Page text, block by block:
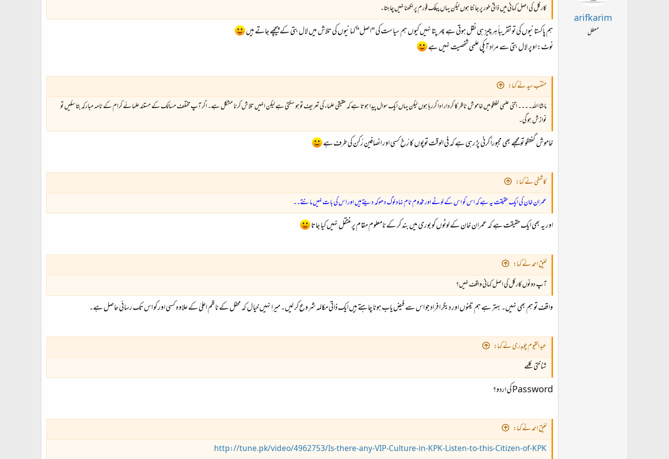
arifkarim
معطل
کارگل کی اصل کہانی میں ذاتی طور پر جانتا ہوں لیکن یہاں پبلک فورم پر لکھنا نہیں چاہتا۔
ہم پاکستانیوں کی تو تقریباً ہر چیز ہی نقل ہوتی ہے پھر پتا نہیں کیوں ہم سیاست کی "اصل" کہانیوں کی تلاش میں لال بتی کے پیچھے جاتے ہیں
نوٹ: اوپر لال بتی سے مراد آپکی علمی شخصیت نہیں ہے
منقب سید نے کہا:
ماشا اللہ۔۔۔۔ اتنی علمی گفتگو میں خاموش ناظر کا کردار ادا کررہا ہوں لیکن یہاں ایک سوال پیدا ہوتا ہے کہ حقیقی علماء کی تعریف توہو سکتی ہے لیکن انہیں تلاش کرنا مشکل ہے۔ اگر آپ مختلف مسالک کے مستند علمائے کرام کے نامہ مبارکہ بتا سکیں تو
نوازش ہو گی۔
خاموش گفتگو تو مجھے بھی مجبوراً کرنی پڑ رہی ہے کہ فی الوقت توپوں کا رُخ کسی اور انصافین رُکن کی طرف ہے
کاشفی نے کہا:
عمران خان کی ایک حقیقت یہ ہے کہ اس کو اس کے لوٹے اور مخدوم نام نہاد لوگ دھوکہ دیتے ہیں اور اس کی بات نہیں مانتے۔۔
اور یہ بھی ایک حقیقت ہے کہ عمران خان کے لوٹوں کو بوری میں بند کر کے نامعلوم مقام پر منتقل نہیں کیا جاتا
لئیق احمد نے کہا:
آپ دونوں کارگل کی اصل کہانی واقف نہیں؟
واقف تو ہم بھی نہیں۔ بہتر ہے ہم تینوں اور دیگر افراد جو اس سے فیض یاب ہونا چاہتے ہیں ایک ذاتی مکالمہ شروع کر لیں۔ میرا نہیں خیال کہ محفل کے ناظم اعلیٰ کے علاوہ کسی اور کو اس تک رسائی حاصل ہے۔
عبدالقیوم چوہدری نے کہا:
شناختی کلمے
Password کی اردو؟
لئیق احمد نے کہا:
http://tune.pk/video/4962753/Is-there-any-VIP-Culture-in-KPK-Listen-to-this-Citizen-of-KPK